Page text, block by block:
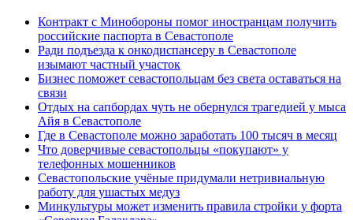
Контракт с Минобороны помог иностранцам получить
российские паспорта в Севастополе
Ради подъезда к онкодиспансеру в Севастополе
изымают частный участок
Бизнес поможет севастопольцам без света оставаться на
связи
Отдых на сапбордах чуть не обернулся трагедией у мыса
Айя в Севастополе
Где в Севастополе можно заработать 100 тысяч в месяц
Что доверчивые севастопольцы «покупают» у
телефонных мошенников
Севастопольские учёные придумали нетривиальную
работу для ушастых медуз
Минкультуры может изменить правила стройки у форта